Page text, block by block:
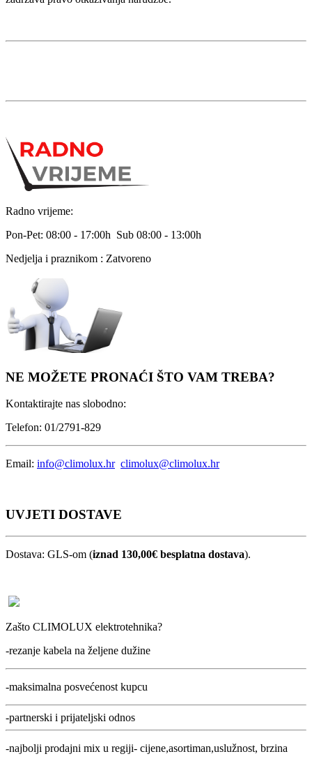
Radno vrijeme:
Pon-Pet: 08:00 - 17:00h Sub 08:00 - 13:00h
Nedjelja i praznikom : Zatvoreno
NE MOŽETE PRONAĆI ŠTO VAM TREBA?
Kontaktirajte nas slobodno:
Telefon: 01/2791-829
Email: info@climolux.hr climolux@climolux.hr
UVJETI DOSTAVE
Dostava: GLS-om (iznad 130,00€ besplatna dostava).
Zašto CLIMOLUX elektrotehnika?
-rezanje kabela na željene dužine
-maksimalna posvećenost kupcu
-partnerski i prijateljski odnos
-najbolji prodajni mix u regiji- cijene,asortiman,uslužnost, brzina